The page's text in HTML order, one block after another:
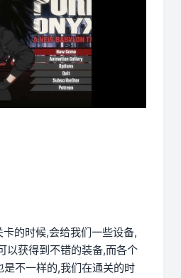
的时候,会给我们一些设备,
以获得到不错的装备,而各个
不一样的,我们在通关的时